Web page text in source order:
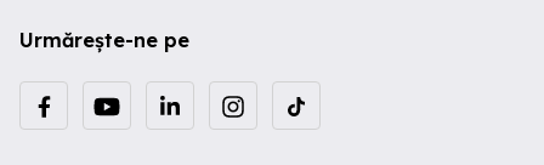
Urmărește-ne pe